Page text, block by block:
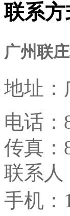
联系方
广州联
地址：
电话：
传真：
联系人
手机：